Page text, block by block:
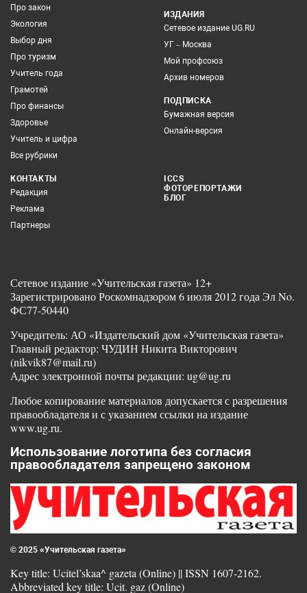
Про закон
Экология
Выбор дня
Про туризм
Учитель года
Грамотей
Про финансы
Здоровье
Учитель и цифра
Все рубрики
ИЗДАНИЯ
Сетевое издание UG.RU
УГ – Москва
Мой профсоюз
Архив номеров
ПОДПИСКА
Бумажная версия
Онлайн-версия
КОНТАКТЫ
Редакция
Реклама
Партнеры
ICCS
ФОТОРЕПОРТАЖИ
БЛОГ
Сетевое издание «Учительская газета» 12+
Зарегистрировано Роскомнадзором 6 июля 2012 года Эл No.
ФС77-50440
Учредитель: АО «Издательский дом «Учительская газета»
Главный редактор: ЧУДИН Никита Викторович
(nikvik87@mail.ru)
Адрес электронной почты редакции: ug@ug.ru
Любое копирование материалов допускается с разрешения
правообладателя и с указанием ссылки на издание
www.ug.ru.
Использование логотипа без согласия
правообладателя запрещено законом
© 2025 «Учительская газета»
Key title: Ucitel’skaa^ gazeta (Online) || ISSN 1607-2162.
Abbreviated key title: Ucit. gaz (Online)